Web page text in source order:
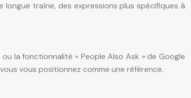
traîne, des expressions plus spécifiques à
la fonctionnalité « People Also Ask » de Google
vous positionnez comme une référence.